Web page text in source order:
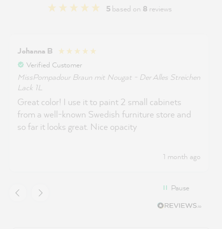
5based on 8 reviews
Johanna B
Verified Customer
MissPompadour Braun mit Nougat - Der Alles Streichen
Lack 1L
Great color! I use it to paint 2 small cabinets
from a well-known Swedish furniture store and
so far it looks great. Nice opacity
1 month ago
Pause